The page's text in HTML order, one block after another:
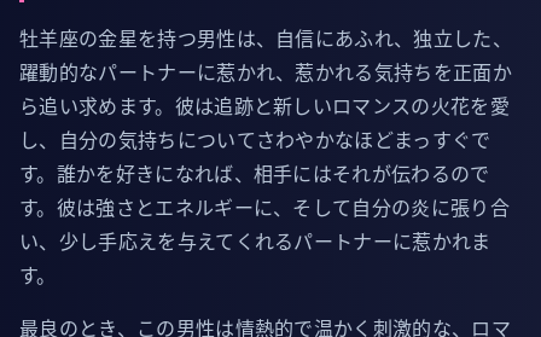
牡羊座の金星を持つ男性は、自信にあふれ、独立した、
躍動的なパートナーに惹かれ、惹かれる気持ちを正面か
ら追い求めます。彼は追跡と新しいロマンスの火花を愛
し、自分の気持ちについてさわやかなほどまっすぐで
す。誰かを好きになれば、相手にはそれが伝わるので
す。彼は強さとエネルギーに、そして自分の炎に張り合
い、少し手応えを与えてくれるパートナーに惹かれま
す。
最良のとき、この男性は情熱的で温かく刺激的な、ロマ